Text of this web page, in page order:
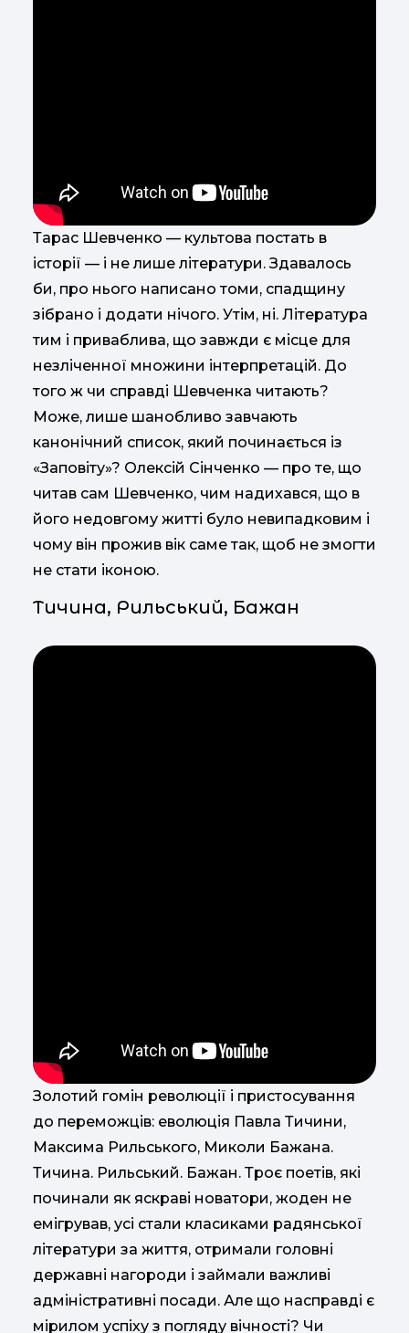
Тарас Шевченко — культова постать в
історії — і не лише літератури. Здавалось
би, про нього написано томи, спадщину
зібрано і додати нічого. Утім, ні. Література
тим і приваблива, що завжди є місце для
незліченної множини інтерпретацій. До
того ж чи справді Шевченка читають?
Може, лише шанобливо завчають
канонічний список, який починається із
«Заповіту»? Олексій Сінченко — про те, що
читав сам Шевченко, чим надихався, що в
його недовгому житті було невипадковим і
чому він прожив вік саме так, щоб не змогти
не стати іконою.
Тичина, Рильський, Бажан
Золотий гомін революції і пристосування
до переможців: еволюція Павла Тичини,
Максима Рильського, Миколи Бажана.
Тичина. Рильський. Бажан. Троє поетів, які
починали як яскраві новатори, жоден не
емігрував, усі стали класиками радянської
літератури за життя, отримали головні
державні нагороди і займали важливі
адміністративні посади. Але що насправді є
мірилом успіху з погляду вічності? Чи